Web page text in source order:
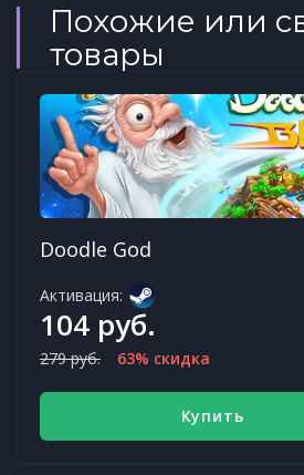
Похожие или
товары
Doodle God
Активация:
104 руб.
279 руб. 63% скидка
Купить